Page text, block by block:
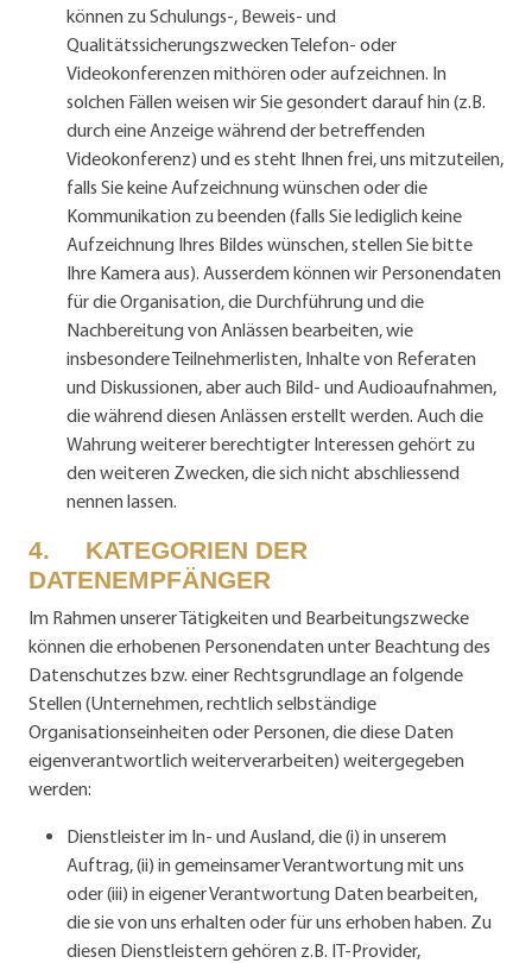
können zu Schulungs-, Beweis- und
Qualitätssicherungszwecken Telefon- oder
Videokonferenzen mithören oder aufzeichnen. In
solchen Fällen weisen wir Sie gesondert darauf hin (z.B.
durch eine Anzeige während der betreffenden
Videokonferenz) und es steht Ihnen frei, uns mitzuteilen,
falls Sie keine Aufzeichnung wünschen oder die
Kommunikation zu beenden (falls Sie lediglich keine
Aufzeichnung Ihres Bildes wünschen, stellen Sie bitte
Ihre Kamera aus). Ausserdem können wir Personendaten
für die Organisation, die Durchführung und die
Nachbereitung von Anlässen bearbeiten, wie
insbesondere Teilnehmerlisten, Inhalte von Referaten
und Diskussionen, aber auch Bild- und Audioaufnahmen,
die während diesen Anlässen erstellt werden. Auch die
Wahrung weiterer berechtigter Interessen gehört zu
den weiteren Zwecken, die sich nicht abschliessend
nennen lassen.
4. KATEGORIEN DER
DATENEMPFÄNGER
Im Rahmen unserer Tätigkeiten und Bearbeitungszwecke
können die erhobenen Personendaten unter Beachtung des
Datenschutzes bzw. einer Rechtsgrundlage an folgende
Stellen (Unternehmen, rechtlich selbständige
Organisationseinheiten oder Personen, die diese Daten
eigenverantwortlich weiterverarbeiten) weitergegeben
werden:
Dienstleister im In- und Ausland, die (i) in unserem
Auftrag, (ii) in gemeinsamer Verantwortung mit uns
oder (iii) in eigener Verantwortung Daten bearbeiten,
die sie von uns erhalten oder für uns erhoben haben. Zu
diesen Dienstleistern gehören z.B. IT-Provider,